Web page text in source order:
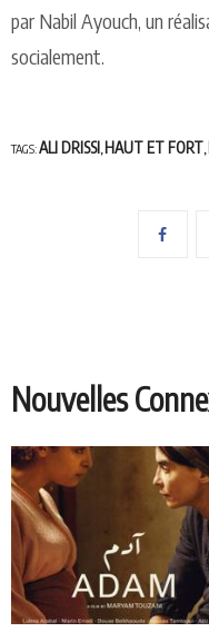
par Nabil Ayouch, un
socialement.
TAGS:ALI DRISSI, HAUT ET FORT,
Nouvelles